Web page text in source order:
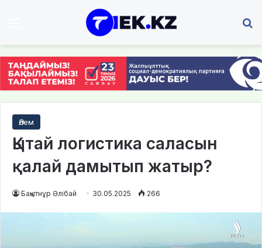
Әлем
Қытай логистика саласын
қалай дамытып жатыр?
Бақытнұр Әлібай 30.05.2025 266